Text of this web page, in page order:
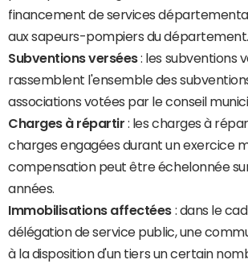
financement de services
aux sapeurs-pompiers du département.
Subventions versées: les subventions
rassemblent l'ensemble des
associations votées par le conseil
Charges à répartir : les charges à
charges engagées durant un exercice
compensation peut être échelonnée
années.
Immobilisations affectées : dans le
délégation de service public, une
à la disposition d'un tiers un certain